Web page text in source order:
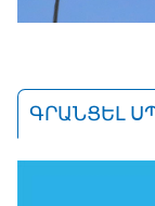
ԳՐԱՆՑԵԼ